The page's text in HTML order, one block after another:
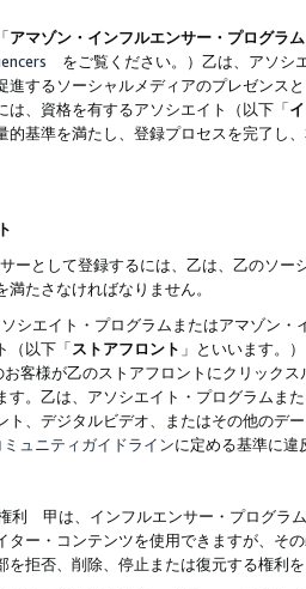
アマゾン・インフルエンサー・プログラム
をご覧ください。）乙は、アソシ
進するソーシャルメディアのプレゼンス
は、資格を有するアソシエイト（以下「
基準を満たし、登録プロセスを完了し、
ーとして登録するには、乙は、乙のソー
たさなければなりません。
シエイト・プログラムまたはアマゾン・
（以下「ストアフロント 」といいます。
客様が乙のストアフロントにクリック
す。乙は、アソシエイト・プログラム
ト、デジタルビデオ、またはその他のデ
ュニティガイドラインに定める基準に違
利 甲は、インフルエンサー・プログラ
ター・コンテンツを使用できますが、そ
を拒否、削除、停止または復元する権利